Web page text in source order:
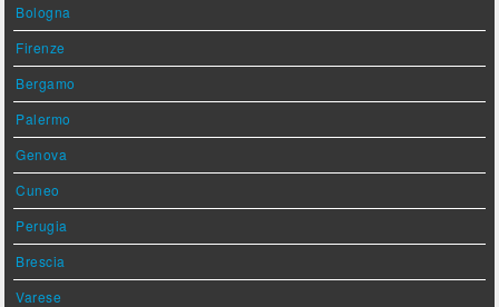
Bologna
Firenze
Bergamo
Palermo
Genova
Cuneo
Perugia
Brescia
Varese